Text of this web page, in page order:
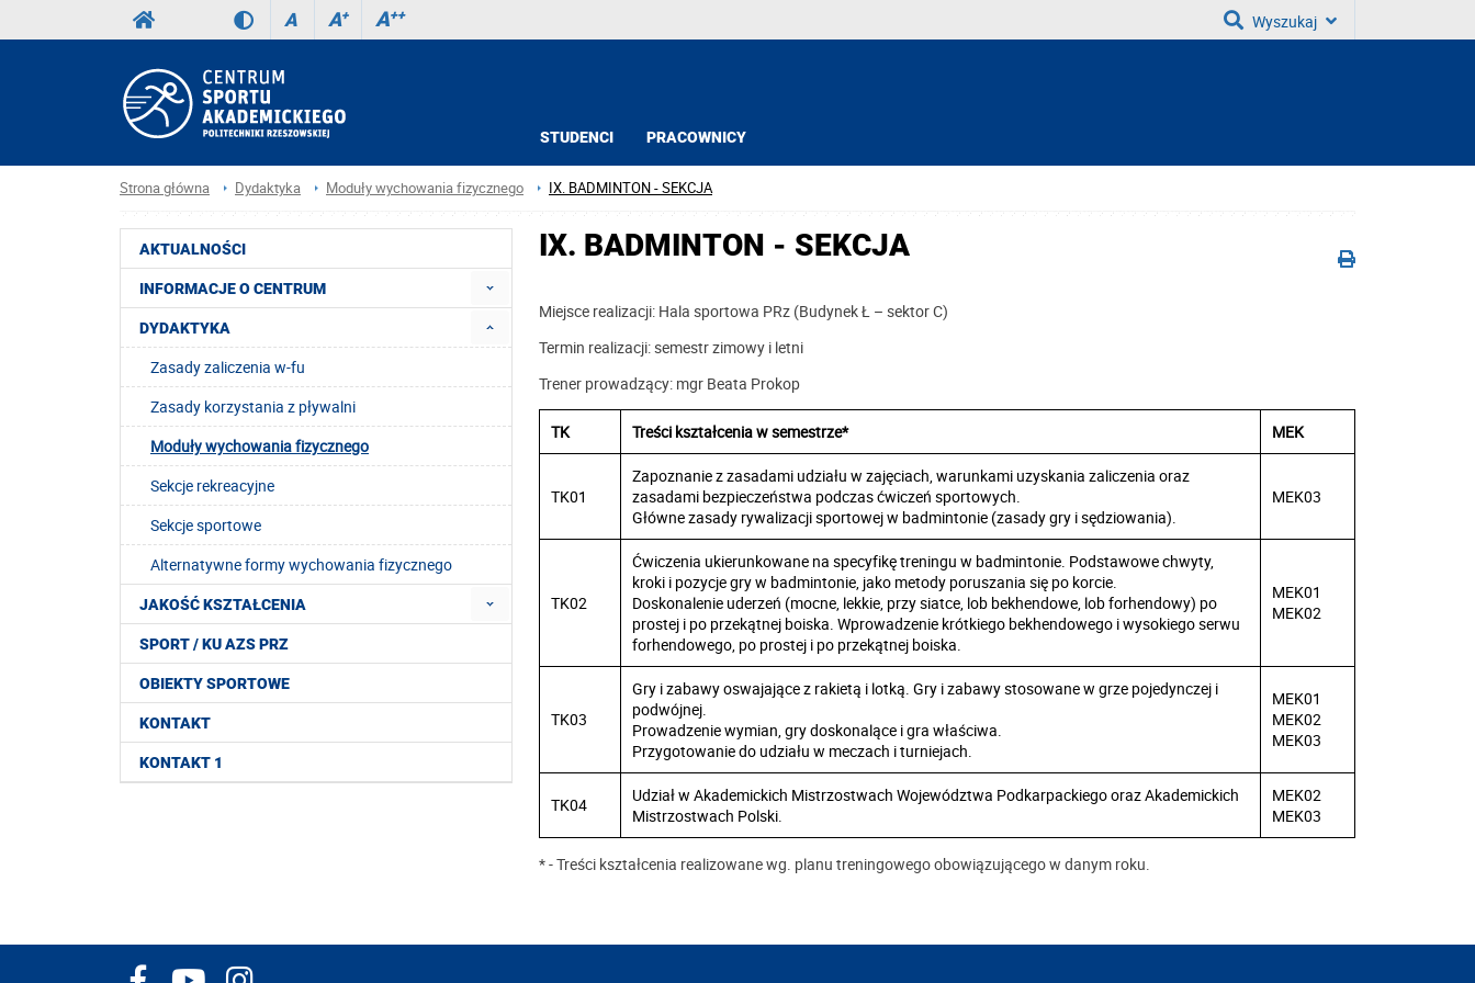
A A+ A++ Wyszukaj
STUDENCI PRACOWNICY
Strona główna Dydaktyka Moduły wychowania fizycznego IX. BADMINTON - SEKCJA
AKTUALNOŚCI
INFORMACJE O CENTRUM
DYDAKTYKA
Zasady zaliczenia w-fu
Zasady korzystania z pływalni
Moduły wychowania fizycznego
Sekcje rekreacyjne
Sekcje sportowe
Alternatywne formy wychowania fizycznego
JAKOŚĆ KSZTAŁCENIA
SPORT / KU AZS PRZ
OBIEKTY SPORTOWE
KONTAKT
KONTAKT 1
IX. BADMINTON - SEKCJA
Miejsce realizacji: Hala sportowa PRz (Budynek Ł – sektor C)
Termin realizacji: semestr zimowy i letni
Trener prowadzący: mgr Beata Prokop
TK Treści kształcenia w semestrze* MEK
TK01
Zapoznanie z zasadami udziału w zajęciach, warunkami uzyskania zaliczenia oraz
zasadami bezpieczeństwa podczas ćwiczeń sportowych.
Główne zasady rywalizacji sportowej w badmintonie (zasady gry i sędziowania).
MEK03
TK02
Ćwiczenia ukierunkowane na specyfikę treningu w badmintonie. Podstawowe chwyty,
kroki i pozycje gry w badmintonie, jako metody poruszania się po korcie.
Doskonalenie uderzeń (mocne, lekkie, przy siatce, lob bekhendowe, lob forhendowy) po
prostej i po przekątnej boiska. Wprowadzenie krótkiego bekhendowego i wysokiego serwu
forhendowego, po prostej i po przekątnej boiska.
MEK01
MEK02
TK03
Gry i zabawy oswajające z rakietą i lotką. Gry i zabawy stosowane w grze pojedynczej i
podwójnej.
Prowadzenie wymian, gry doskonalące i gra właściwa.
Przygotowanie do udziału w meczach i turniejach.
MEK01
MEK02
MEK03
TK04
Udział w Akademickich Mistrzostwach Województwa Podkarpackiego oraz Akademickich
Mistrzostwach Polski.
MEK02
MEK03
* - Treści kształcenia realizowane wg. planu treningowego obowiązującego w danym roku.